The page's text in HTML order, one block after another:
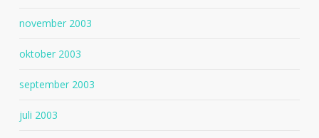
november 2003
oktober 2003
september 2003
juli 2003